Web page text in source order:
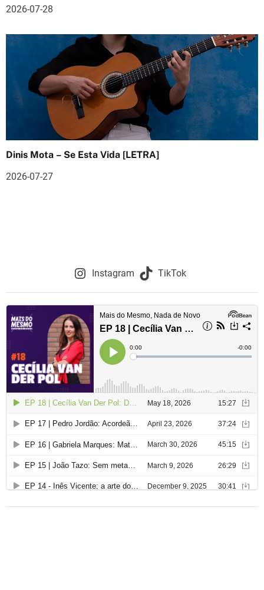
2026-07-28
Dinis Mota – Se Esta Vida [LETRA]
2026-07-27
Instagram TikTok